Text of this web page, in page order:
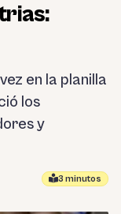
en la planilla
los
y
3 minutos